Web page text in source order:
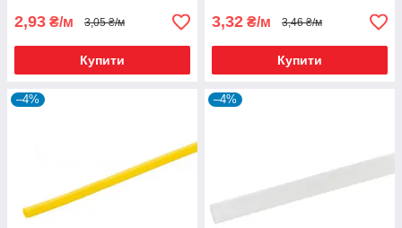
2,93 ₴/м 3,05 ₴/м
Купити
3,32 ₴/м 3,46 ₴/м
Купити
–4% –4%